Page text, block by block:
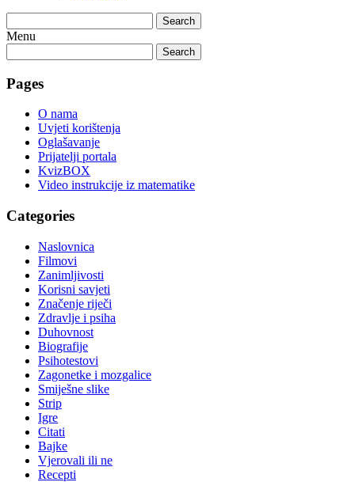
Search
Menu
Search
Pages
O nama
Uvjeti korištenja
Oglašavanje
Prijatelji portala
KvizBOX
Video instrukcije iz matematike
Categories
Naslovnica
Filmovi
Zanimljivosti
Korisni savjeti
Značenje riječi
Zdravlje i psiha
Duhovnost
Biografije
Psihotestovi
Zagonetke i mozgalice
Smiješne slike
Strip
Igre
Citati
Bajke
Vjerovali ili ne
Recepti